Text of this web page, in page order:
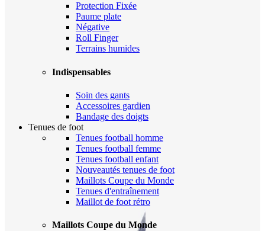
Protection Fixée
Paume plate
Négative
Roll Finger
Terrains humides
Indispensables
Soin des gants
Accessoires gardien
Bandage des doigts
Tenues de foot
Tenues football homme
Tenues football femme
Tenues football enfant
Nouveautés tenues de foot
Maillots Coupe du Monde
Tenues d'entraînement
Maillot de foot rétro
Maillots Coupe du Monde